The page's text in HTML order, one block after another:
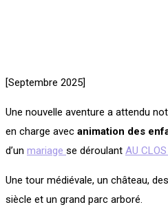
[Septembre 2025]
Une nouvelle aventure a attendu
en charge avec animation des
d’un mariage se déroulant AU
Une tour médiévale, un château,
siècle et un grand parc arboré.